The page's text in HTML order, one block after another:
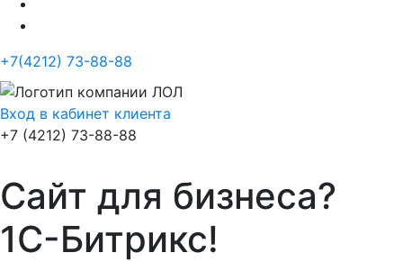
+7(4212) 73-88-88
Вход в кабинет клиента
+7 (4212) 73-88-88
Сайт для бизнеса?
1С-Битрикс!